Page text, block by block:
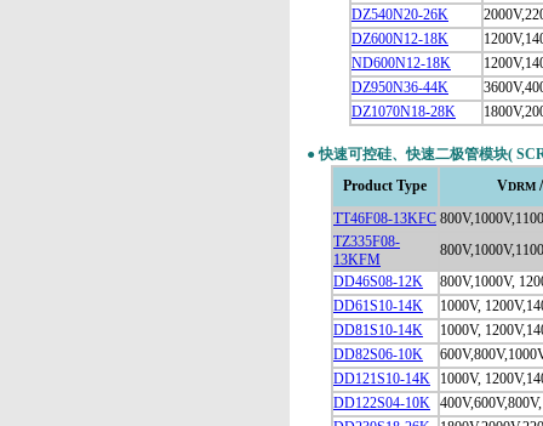
DZ540N20-26K
DZ600N12-18K
ND600N12-18K
DZ950N36-44K
DZ1070N18-28K
●快速可控硅、快速二极管模块(
Product Type
VDRM /
TT46F08-13KFC
TZ335F08-
13KFM
DD46S08-12K
800V,1000V,
DD61S10-14K
1000V,
DD81S10-14K
1000V,
DD82S06-10K
DD121S10-14K
1000V,
DD122S04-10K